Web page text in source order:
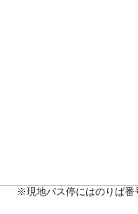
※現地バス停にはのりば番